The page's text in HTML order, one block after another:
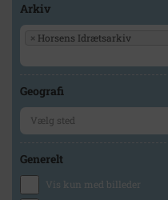
Arkiv
× Horsens Idrætsarkiv
Geografi
Generelt
Vis kun med billeder